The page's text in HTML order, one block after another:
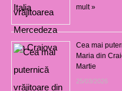
mult »
Cea mai
Maria din
Martie
25/03/2026